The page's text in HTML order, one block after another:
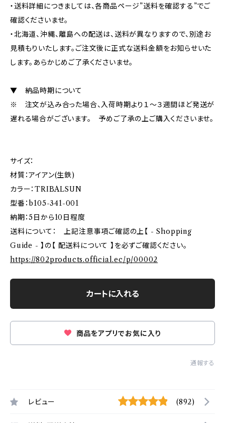
・送料詳細につきましては、各商品ページ”送料を確認する”でご
確認くださいませ。
・北海道、沖縄、離島への配送は、送料が異なりますので、別途お
見積もりいたします。ご注文後に正式な送料金額をお知らせいた
します。あらかじめご了承くださいませ。
▼ 納品時期について
※ 注文が込み合った場合、入荷時期より１～３週間ほど発送が
遅れる場合がございます。 予めご了承の上ご購入くださいませ。
サイズ：
材質：アイアン(生鉄)
カラー：TRIBALSUN
型番：b105-341-001
納期：5日から10日程度
送料について： 上記注意事項ご確認の上【 - Shopping
Guide - 】の【 配送料について 】を必ずご確認ください。
https://802products.official.ec/p/00002
カートに入れる
商品をアプリでお気に入り
通報する
レビュー (892)